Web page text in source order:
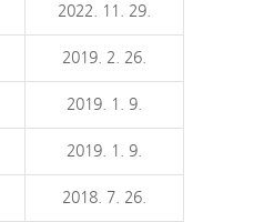
2022. 11. 29.
2019. 2. 26.
2019. 1. 9.
2019. 1. 9.
2018. 7. 26.